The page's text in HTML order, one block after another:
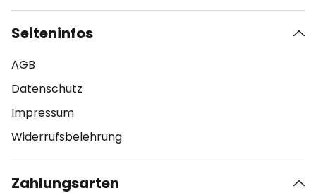
Seiteninfos
AGB
Datenschutz
Impressum
Widerrufsbelehrung
Zahlungsarten